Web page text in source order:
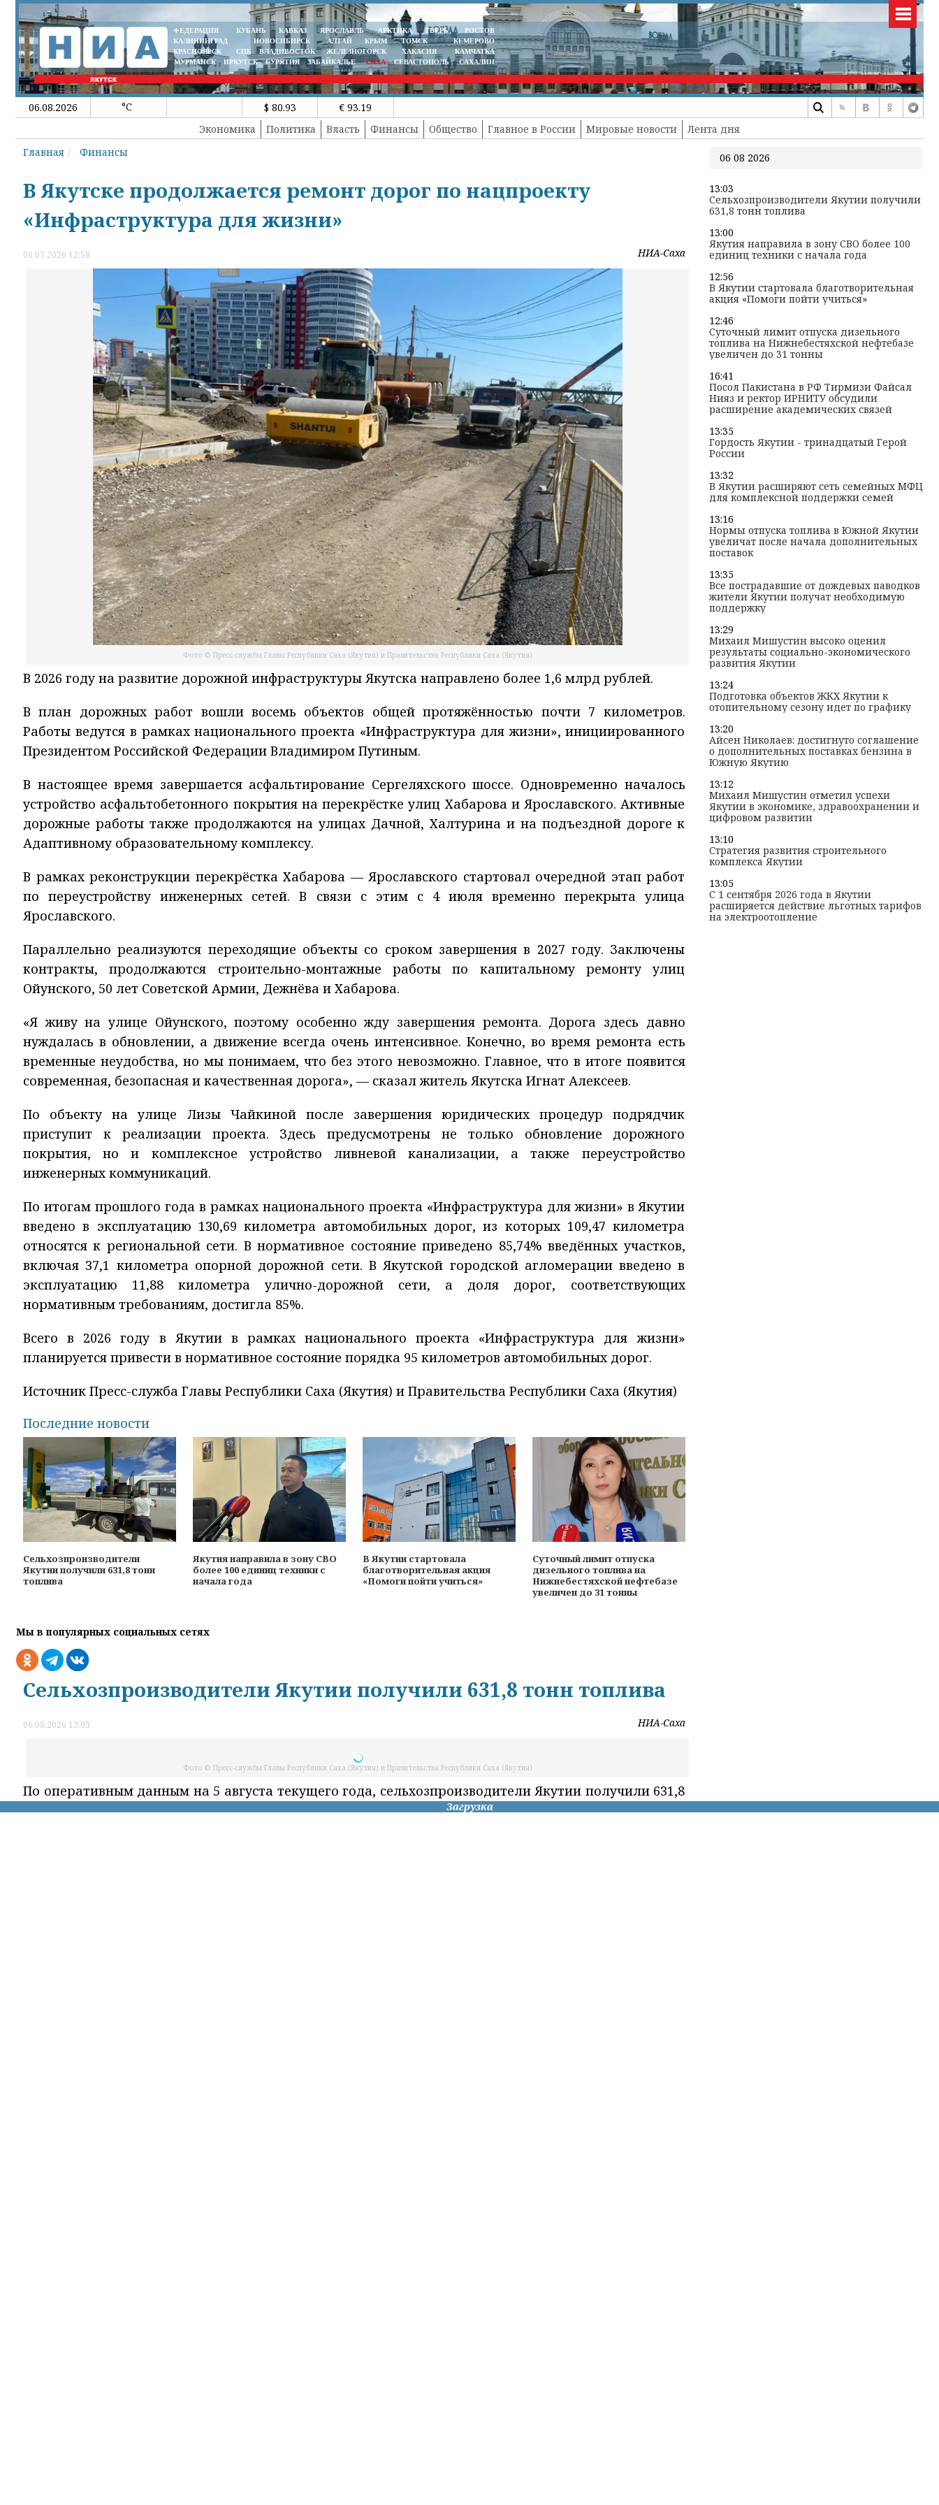
ФЕДЕРАЦИЯ КУБАНЬ КАВКАЗ ЯРОСЛАВЛЬ АРКТИКА ТВЕРЬ
РОСТОВ
КАЛИНИНГРАД
НОВОСИБИРСК АЛТАЙ КРЫМ ТОМСК
КЕМЕРОВО
КРАСНОЯРСК
СПБ ВЛАДИВОСТОК ЖЕЛЕЗНОГОРСК ХАКАСИЯ
КАМЧАТКА
МУРМАНСК
ИРКУТСК БУРЯТИЯ ЗАБАЙКАЛЬЕ САХА СЕВАСТОПОЛЬ САХАЛИН
06.08.2026 °C $ 80.93
€ 93.19
Экономика
Политика Власть Финансы Общество Главное в России Мировые новости
Лента дня
Главная
Финансы
В Якутске продолжается ремонт дорог по нацпроекту
«Инфраструктура для жизни»
06.07.2026 12:58 НИА-Саха
Фото © Пресс-службы Главы Республики Саха (Якутия) и Правительства Республики Саха (Якутия)
В 2026 году на развитие дорожной инфраструктуры Якутска направлено более 1,6 млрд рублей.
В план дорожных работ вошли восемь объектов общей протяжённостью почти 7 километров.
Работы ведутся в рамках национального проекта «Инфраструктура для жизни», инициированного
Президентом Российской Федерации Владимиром Путиным.
В настоящее время завершается асфальтирование Сергеляхского шоссе. Одновременно началось
устройство асфальтобетонного покрытия на перекрёстке улиц Хабарова и Ярославского. Активные
дорожные работы также продолжаются на улицах Дачной, Халтурина и на подъездной дороге к
Адаптивному образовательному комплексу.
В рамках реконструкции перекрёстка Хабарова — Ярославского стартовал очередной этап работ
по переустройству инженерных сетей. В связи с этим с 4 июля временно перекрыта улица
Ярославского.
Параллельно реализуются переходящие объекты со сроком завершения в 2027 году. Заключены
контракты, продолжаются строительно-монтажные работы по капитальному ремонту улиц
Ойунского, 50 лет Советской Армии, Дежнёва и Хабарова.
«Я живу на улице Ойунского, поэтому особенно жду завершения ремонта. Дорога здесь давно
нуждалась в обновлении, а движение всегда очень интенсивное. Конечно, во время ремонта есть
временные неудобства, но мы понимаем, что без этого невозможно. Главное, что в итоге появится
современная, безопасная и качественная дорога», — сказал житель Якутска Игнат Алексеев.
По объекту на улице Лизы Чайкиной после завершения юридических процедур подрядчик
приступит к реализации проекта. Здесь предусмотрены не только обновление дорожного
покрытия, но и комплексное устройство ливневой канализации, а также переустройство
инженерных коммуникаций.
По итогам прошлого года в рамках национального проекта «Инфраструктура для жизни» в Якутии
введено в эксплуатацию 130,69 километра автомобильных дорог, из которых 109,47 километра
относятся к региональной сети. В нормативное состояние приведено 85,74% введённых участков,
включая 37,1 километра опорной дорожной сети. В Якутской городской агломерации введено в
эксплуатацию 11,88 километра улично-дорожной сети, а доля дорог, соответствующих
нормативным требованиям, достигла 85%.
Всего в 2026 году в Якутии в рамках национального проекта «Инфраструктура для жизни»
планируется привести в нормативное состояние порядка 95 километров автомобильных дорог.
Источник Пресс-служба Главы Республики Саха (Якутия) и Правительства Республики Саха (Якутия)
Последние новости
Сельхозпроизводители
Якутии получили 631,8 тонн
топлива
Якутия направила в зону СВО
более 100 единиц техники с
начала года
В Якутии стартовала
благотворительная акция
«Помоги пойти учиться»
Суточный лимит отпуска
дизельного топлива на
Нижнебестяхской нефтебазе
увеличен до 31 тонны
Мы в популярных социальных сетях
Загрузка
Сельхозпроизводители Якутии получили 631,8 тонн топлива
06.08.2026 13:03 НИА-Саха
Фото © Пресс-службы Главы Республики Саха (Якутия) и Правительства Республики Саха (Якутия)
По оперативным данным на 5 августа текущего года, сельхозпроизводители Якутии получили 631,8
тонн дизельного топлива – 75% от утвержденного плана.
06 08 2026
13:03
Сельхозпроизводители Якутии получили
631,8 тонн топлива
13:00
Якутия направила в зону СВО более 100
единиц техники с начала года
12:56
В Якутии стартовала благотворительная
акция «Помоги пойти учиться»
12:46
Суточный лимит отпуска дизельного
топлива на Нижнебестяхской нефтебазе
увеличен до 31 тонны
16:41
Посол Пакистана в РФ Тирмизи Файсал
Нияз и ректор ИРНИТУ обсудили
расширение академических связей
13:35
Гордость Якутии - тринадцатый Герой
России
13:32
В Якутии расширяют сеть семейных МФЦ
для комплексной поддержки семей
13:16
Нормы отпуска топлива в Южной Якутии
увеличат после начала дополнительных
поставок
13:35
Все пострадавшие от дождевых паводков
жители Якутии получат необходимую
поддержку
13:29
Михаил Мишустин высоко оценил
результаты социально-экономического
развития Якутии
13:24
Подготовка объектов ЖКХ Якутии к
отопительному сезону идет по графику
13:20
Айсен Николаев: достигнуто соглашение
о дополнительных поставках бензина в
Южную Якутию
13:12
Михаил Мишустин отметил успехи
Якутии в экономике, здравоохранении и
цифровом развитии
13:10
Стратегия развития строительного
комплекса Якутии
13:05
С 1 сентября 2026 года в Якутии
расширяется действие льготных тарифов
на электроотопление